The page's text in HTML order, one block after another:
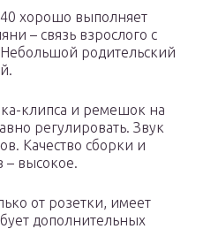
хорошо выполняет
– связь взрослого с
родительский
клипса и ремешок на
регулировать. Звук
Качество сборки и
– высокое.
от розетки, имеет
дополнительных